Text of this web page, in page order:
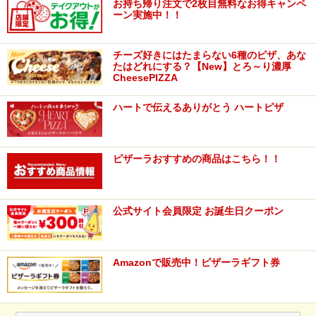
お持ち帰り注文で2枚目無料なお得キャンペ
ーン実施中！！
チーズ好きにはたまらない6種のピザ、あな
たはどれにする？【New】とろ～り濃厚
CheesePIZZA
ハートで伝えるありがとう ハートピザ
ピザーラおすすめの商品はこちら！！
公式サイト会員限定 お誕生日クーポン
Amazonで販売中！ピザーラギフト券